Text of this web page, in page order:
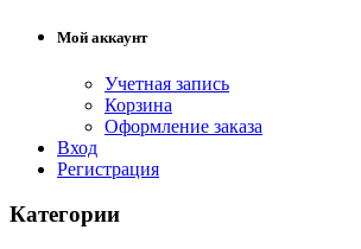
Мой аккаунт
Учетная запись
Корзина
Оформление заказа
Вход
Регистрация
Категории